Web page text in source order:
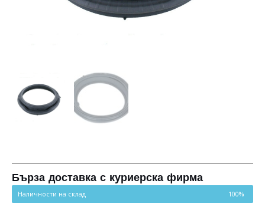
Бърза доставка с куриерска фирма
Наличности на склад 100%